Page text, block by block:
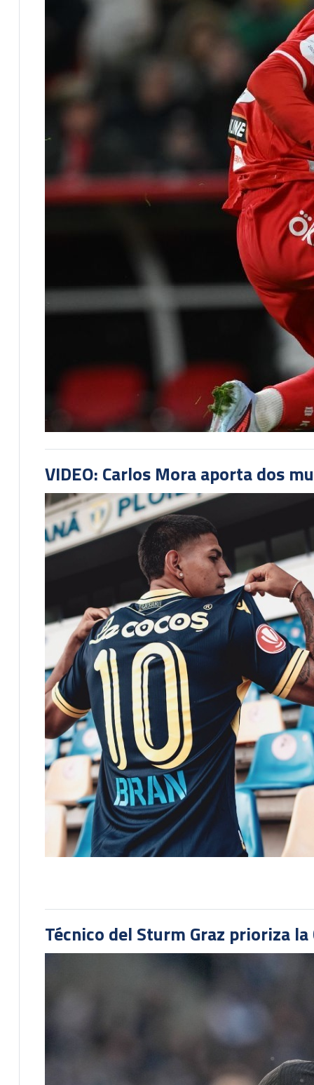
VIDEO: Carlos Mora aporta dos
Técnico del Sturm Graz prioriza